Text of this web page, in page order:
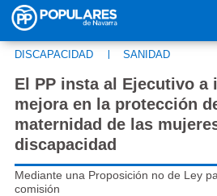
Pasar al contenido principal
DISCAPACIDAD | SANIDAD
El PP insta al Ejecutivo a
mejora en la protección
maternidad de las
discapacidad
Mediante una Proposición no de Ley
comisión